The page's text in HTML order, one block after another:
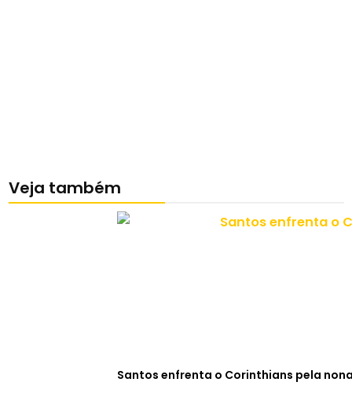
Veja também
Santos enfrenta o Corinthians pela